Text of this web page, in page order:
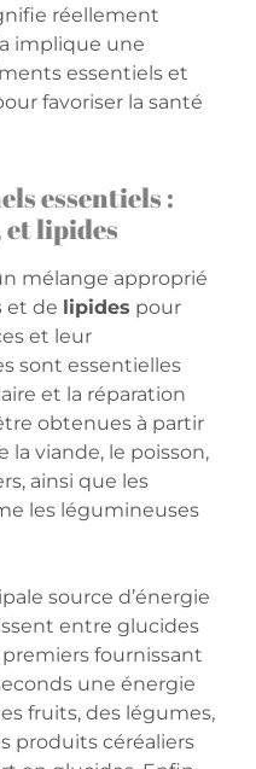
réellement
implique une
essentiels et
favoriser la santé
essentiels :
et lipides
mélange approprié
et de lipides pour
et leur
sont essentielles
et la réparation
obtenues à partir
la viande, le poisson,
ainsi que les
les légumineuses
source d’énergie
entre glucides
fournissant
une énergie
fruits, des légumes,
produits céréaliers